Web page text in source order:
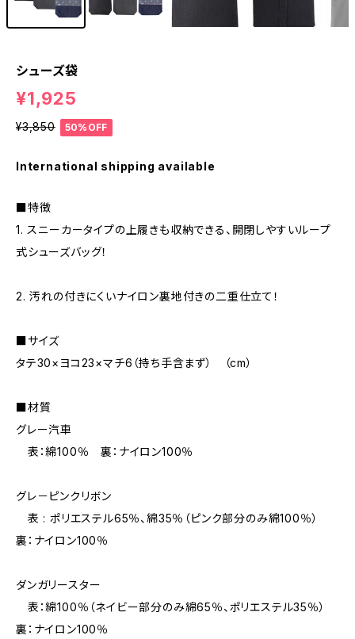
シューズ袋
¥1,925
¥3,850 50%OFF
International shipping available
■特徴
1. スニーカータイプの上履きも収納できる、開閉しやすいループ
式シューズバッグ！
2. 汚れの付きにくいナイロン裏地付きの二重仕立て！
■サイズ
タテ30×ヨコ23×マチ6（持ち手含まず） （cm）
■材質
グレー汽車
表：綿100％ 裏：ナイロン100％
グレ－ピンクリボン
表 : ポリエステル65％、綿35％（ピンク部分のみ綿100％）
裏：ナイロン100％
ダンガリースター
表：綿100％（ネイビー部分のみ綿65％、ポリエステル35％）
裏：ナイロン100％